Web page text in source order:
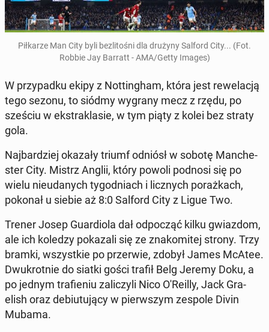
Pił­ka­rze Man City byli bez­li­to­śni dla drużyny Salford City... (Fot.
Robbie Jay Barratt - AMA/Getty Images)
W przy­pad­ku ekipy z Not­tin­gham, która jest re­we­la­cją
tego sezonu, to siódmy wygrany mecz z rzędu, po
sześciu w eks­tra­kla­sie, w tym piąty z kolei bez straty
gola.
Naj­bar­dziej okazały triumf odniósł w sobotę Man­che­
ster City. Mistrz Anglii, który powoli podnosi się po
wielu nie­uda­nych ty­go­dniach i licz­nych po­raż­kach,
pokonał u siebie aż 8:0 Salford City z Ligue Two.
Trener Josep Gu­ar­dio­la dał od­po­cząć kilku gwiaz­dom,
ale ich koledzy po­ka­za­li się ze zna­ko­mi­tej strony. Trzy
bramki, wszyst­kie po prze­rwie, zdobył James McAtee.
Dwu­krot­nie do siatki gości trafił Belg Jeremy Doku, a
po jednym tra­fie­niu za­li­czy­li Nico O'Re­il­ly, Jack Gra­
elish oraz de­biu­tu­ją­cy w pierw­szym zespole Divin
Mubama.